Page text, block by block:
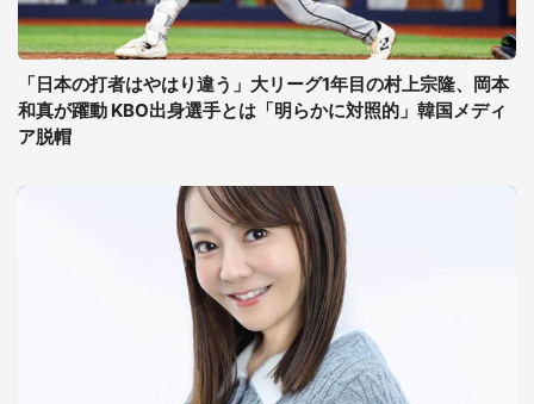
「日本の打者はやはり違う」大リーグ1年目の村上宗隆、岡本
和真が躍動 KBO出身選手とは「明らかに対照的」韓国メディ
ア脱帽